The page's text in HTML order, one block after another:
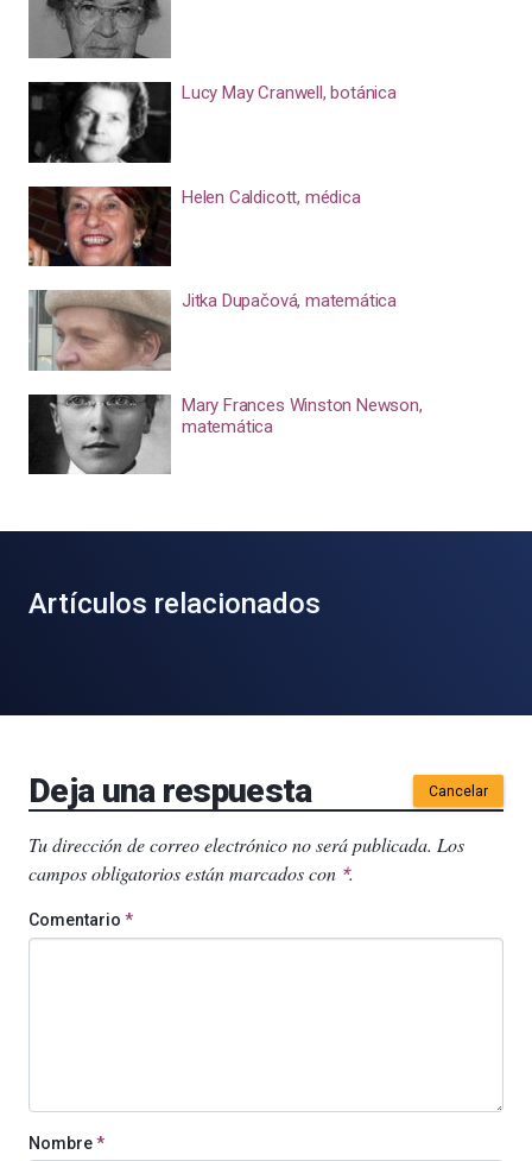
Lucy May Cranwell, botánica
Helen Caldicott, médica
Jitka Dupačová, matemática
Mary Frances Winston Newson,
matemática
Artículos relacionados
Deja una respuesta Cancelar
Tu dirección de correo electrónico no será publicada. Los
campos obligatorios están marcados con *.
Comentario *
Nombre*